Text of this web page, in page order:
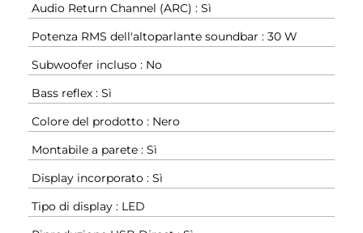
Audio Return Channel (ARC) : Sì
Potenza RMS dell'altoparlante soundbar : 30 W
Subwoofer incluso : No
Bass reflex : Sì
Colore del prodotto : Nero
Montabile a parete : Sì
Display incorporato : Sì
Tipo di display : LED